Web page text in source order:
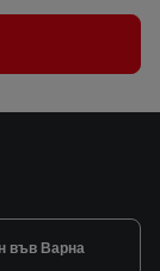
във Варна